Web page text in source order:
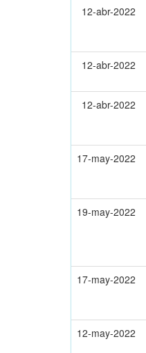
12-abr-2022
12-abr-2022
12-abr-2022
17-may-2022
19-may-2022
17-may-2022
12-may-2022